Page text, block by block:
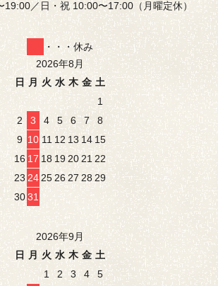
／日・祝 10:00〜17:00（月曜定休）
・・・休み
2026年8月
日
月 火 水 木 金 土
1
2
3 4 5 6 7
8
9 10 11 12 13 14 15
16 17 18 192021 22
23 24 2526 27 2829
3031
2026年9月
日
月 火 水 木 金 土
1
2 3 4
5